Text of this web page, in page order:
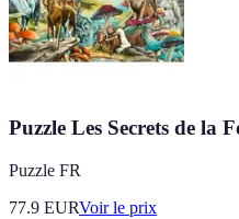
Puzzle Les Secrets de la
Puzzle FR
77.9 EURVoir le prix